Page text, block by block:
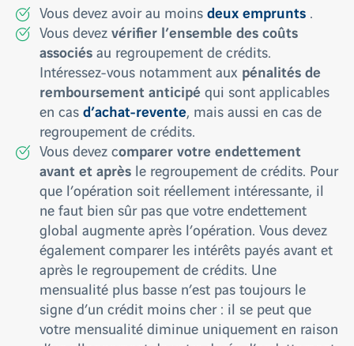
Vous devez avoir au moinsdeux emprunts .
Vous devezvérifier l’ensemble des coûts
associésau regroupement de crédits.
Intéressez-vous notamment aux pénalités de
remboursement anticipéqui sont applicables
en casd’achat-revente, mais aussi en cas de
regroupement de crédits.
Vous devez comparer votre endettement
avant et après le regroupement de crédits. Pour
que l’opération soit réellement intéressante, il
ne faut bien sûr pas que votre endettement
global augmente après l’opération. Vous devez
également comparer les intérêts payés avant et
après le regroupement de crédits. Une
mensualité plus basse n’est pas toujours le
signe d’un crédit moins cher : il se peut que
votre mensualité diminue uniquement en raison